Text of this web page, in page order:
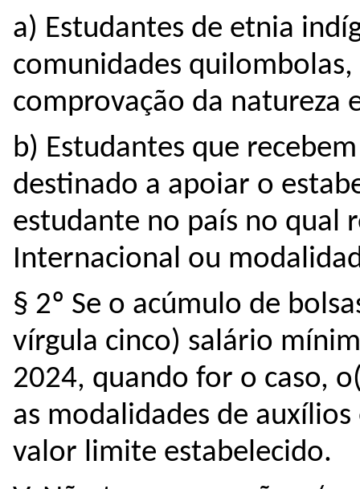
a) Estudantes de etnia
comunidades
comprovação da natureza
b) Estudantes que
destinado a apoiar o
estudante no país no qual
Internacional ou
§ 2º Se o acúmulo de
vírgula cinco) salário
2024, quando for o caso,
as modalidades de
valor limite estabelecido.